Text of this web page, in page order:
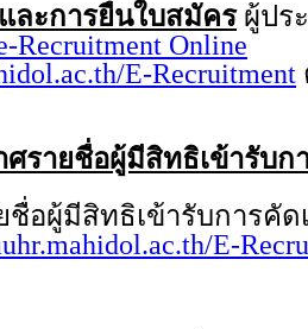
ละการยื่นใบสมัครผู้ปร
Recruitment Online
E-Recruitment
ศรายชื่อผู้มีสิทธิเข้ารับก
มีสิทธิเข้ารับการคัดเ
E-